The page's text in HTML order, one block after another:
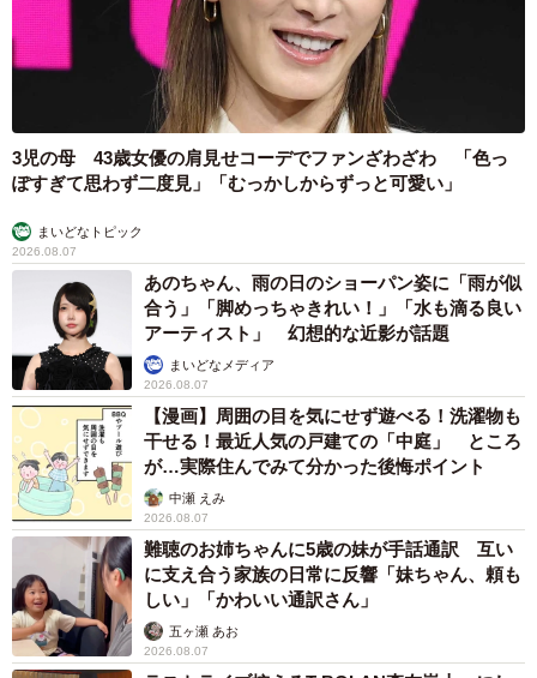
3児の母 43歳女優の肩見せコーデでファンざわざわ 「色っ
ぽすぎて思わず二度見」「むっかしからずっと可愛い」
まいどなトピック
2026.08.07
あのちゃん、雨の日のショーパン姿に「雨が似
合う」「脚めっちゃきれい！」「水も滴る良い
アーティスト」 幻想的な近影が話題
まいどなメディア
2026.08.07
【漫画】周囲の目を気にせず遊べる！洗濯物も
干せる！最近人気の戸建ての「中庭」 ところ
が…実際住んでみて分かった後悔ポイント
中瀬 えみ
2026.08.07
難聴のお姉ちゃんに5歳の妹が手話通訳 互い
に支え合う家族の日常に反響「妹ちゃん、頼も
しい」「かわいい通訳さん」
五ヶ瀬 あお
2026.08.07